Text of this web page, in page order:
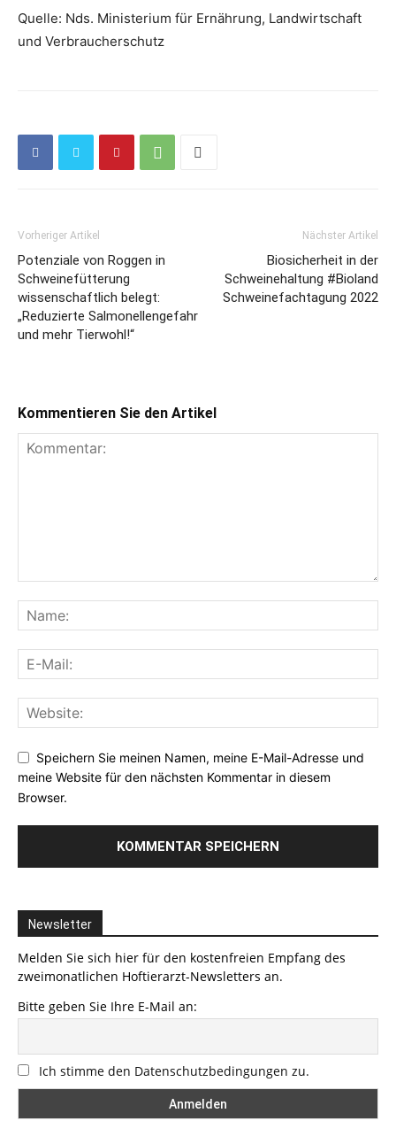
Quelle: Nds. Ministerium für Ernährung, Landwirtschaft
und Verbraucherschutz
Vorheriger Artikel
Potenziale von Roggen in
Schweinefütterung
wissenschaftlich belegt:
„Reduzierte Salmonellengefahr
und mehr Tierwohl!“
Nächster Artikel
Biosicherheit in der
Schweinehaltung #Bioland
Schweinefachtagung 2022
Kommentieren Sie den Artikel
Speichern Sie meinen Namen, meine E-Mail-Adresse und
meine Website für den nächsten Kommentar in diesem
Browser.
Newsletter
Melden Sie sich hier für den kostenfreien Empfang des
zweimonatlichen Hoftierarzt-Newsletters an.
Bitte geben Sie Ihre E-Mail an:
Ich stimme den Datenschutzbedingungen zu.